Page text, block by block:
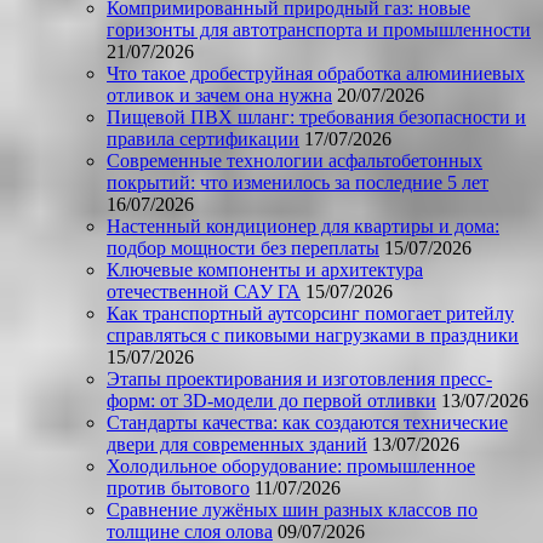
Компримированный природный газ: новые
горизонты для автотранспорта и промышленности
21/07/2026
Что такое дробеструйная обработка алюминиевых
отливок и зачем она нужна 20/07/2026
Пищевой ПВХ шланг: требования безопасности и
правила сертификации 17/07/2026
Современные технологии асфальтобетонных
покрытий: что изменилось за последние 5 лет
16/07/2026
Настенный кондиционер для квартиры и дома:
подбор мощности без переплаты 15/07/2026
Ключевые компоненты и архитектура
отечественной САУ ГА 15/07/2026
Как транспортный аутсорсинг помогает ритейлу
справляться с пиковыми нагрузками в праздники
15/07/2026
Этапы проектирования и изготовления пресс-
форм: от 3D-модели до первой отливки 13/07/2026
Стандарты качества: как создаются технические
двери для современных зданий 13/07/2026
Холодильное оборудование: промышленное
против бытового 11/07/2026
Сравнение лужёных шин разных классов по
толщине слоя олова 09/07/2026